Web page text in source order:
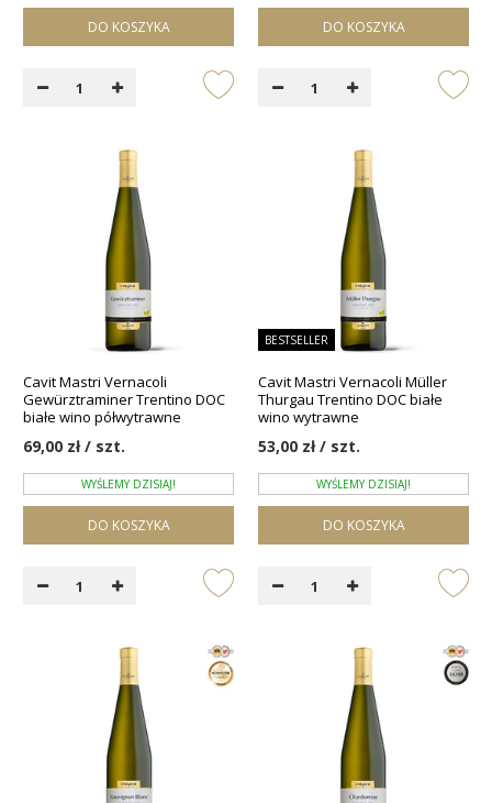
DO KOSZYKA DO KOSZYKA
Cavit Mastri Vernacoli
Gewürztraminer Trentino DOC
białe wino półwytrawne
69,00 zł / szt.
WYŚLEMY DZISIAJ!
DO KOSZYKA
BESTSELLER
Cavit Mastri Vernacoli Müller
Thurgau Trentino DOC białe
wino wytrawne
53,00 zł / szt.
WYŚLEMY DZISIAJ!
DO KOSZYKA